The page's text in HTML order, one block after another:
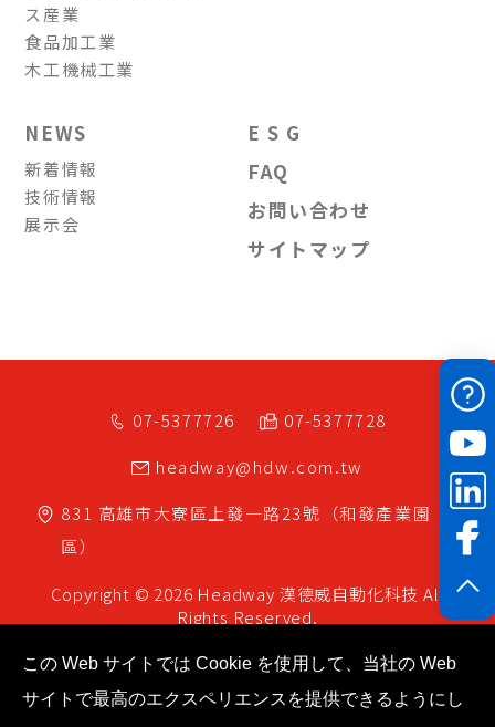
ス産業
食品加工業
木工機械工業
NEWS
新着情報
技術情報
展示会
E S G
FAQ
お問い合わせ
サイトマップ
07-5377726
07-5377728
headway@hdw.com.tw
831 高雄市大寮區 上發一路23號（和發產業園
區）
Copyright © 2026 Headway 漢德威自動化科技 All
Rights Reserved.
この Web サイトでは Cookie を使用して、当社の Web
サイトで最高のエクスペリエンスを提供できるようにし